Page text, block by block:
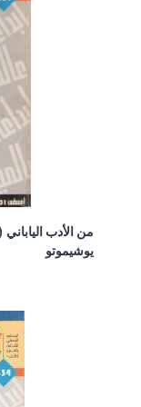
من الأدب
يوشيموتو